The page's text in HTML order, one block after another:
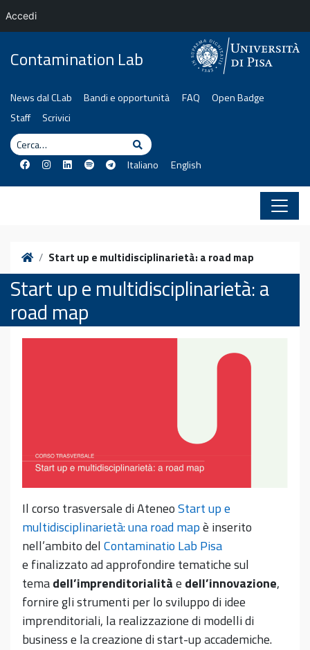
Contamination Lab
News dal CLab Bandi e opportunità FAQ
Open Badge
Staff
Scrivici
Cerca
Cerca
Italiano English
HomeStart up e multidisciplinarietà: a road map
Start up e multidisciplinarietà: a
road map
Il corso trasversale di AteneoStart up e
multidisciplinarietà: una road mapè inserito
nell’ambito delContaminatio Lab Pisa
e finalizzato ad approfondire tematiche sul
temadell’imprenditorialitàe dell’innovazione,
fornire gli strumenti per lo sviluppo di idee
imprenditoriali, la realizzazione di modelli di
business e la creazione di start-up accademiche.
Accedi